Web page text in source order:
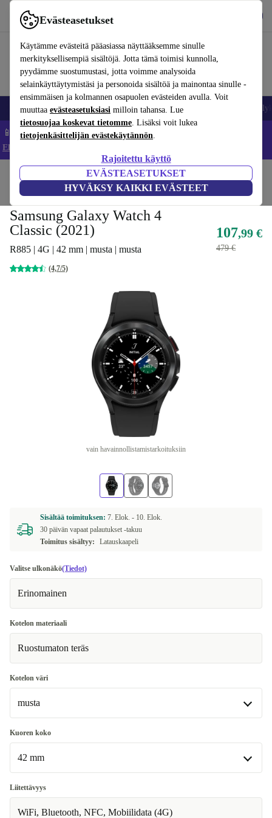
Evästeasetukset
Käytämme evästeitä pääasiassa näyttääksemme sinulle
merkityksellisempiä sisältöjä. Jotta tämä toimisi kunnolla,
pyydämme suostumustasi, jotta voimme analysoida
selainkäyttäytymistäsi ja personoida sisältöä ja mainontaa sinulle -
ensimmäisen ja kolmannen osapuolen evästeiden avulla. Voit
muuttaa evästeasetuksiasi milloin tahansa. Lue
tietosuojaa koskevat tietomme. Lisäksi voit lukea
tietojenkäsittelijän evästekäytännön.
Rajoitettu käyttö
EVÄSTEASETUKSET
HYVÄKSY KAIKKI EVÄSTEET
Käytä refurbed-palvelua nopeasti ja helposti
Matkapuhelimet ja älypuhelimet Kannettavat tietokoneet
📱 Säästä 5 % LISÄÄ iPhoneista – Koodi: IPHONEDEAL –
Ehdot ja säännöt
Älykellot
Paras diili
Samsung Galaxy Watch 4
Classic (2021)
R885 | 4G | 42 mm | musta | musta
(4,7/5)
107,99 €
479 €
vain havainnollistamistarkoituksiin
Sisältää toimituksen: 7. Elok. - 10. Elok.
30 päivän vapaat palautukset -takuu
Toimitus sisältyy:
Latauskaapeli
Valitse ulkonäkö(Tiedot)
Erinomainen
Kotelon materiaali
Ruostumaton teräs
Kotelon väri
musta
musta
Saatavilla muissa konfiguraatioissa
hopea | 52.0 g, harmaa, 45.5 x 45.5 x 11 mm
Kuoren koko
42 mm
42 mm
Saatavilla muissa konfiguraatioissa
Liitettävyys
WiFi, Bluetooth, NFC, Mobiilidata (4G)